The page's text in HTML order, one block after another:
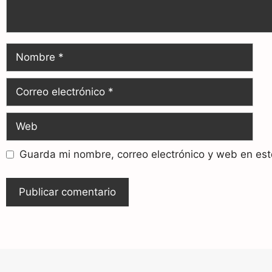
Guarda mi nombre, correo electrónico y web en